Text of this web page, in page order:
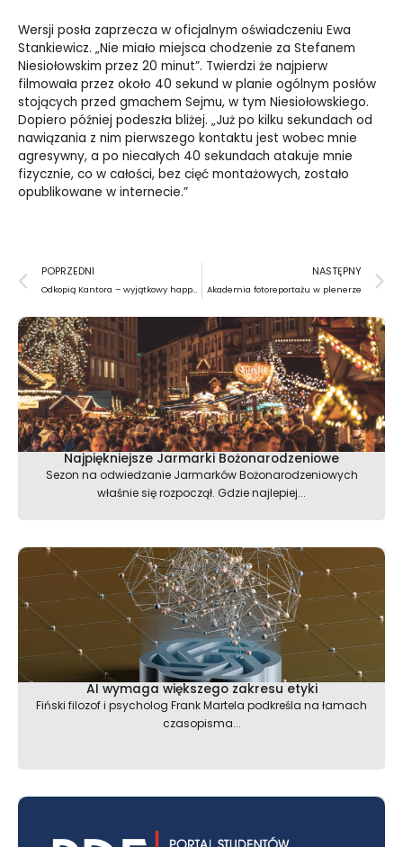
Wersji posła zaprzecza w oficjalnym oświadczeniu Ewa
Stankiewicz. „Nie miało miejsca chodzenie za Stefanem
Niesiołowskim przez 20 minut”. Twierdzi że najpierw
filmowała przez około 40 sekund w planie ogólnym posłów
stojących przed gmachem Sejmu, w tym Niesiołowskiego.
Dopiero później podeszła bliżej. „Już po kilku sekundach od
nawiązania z nim pierwszego kontaktu jest wobec mnie
agresywny, a po niecałych 40 sekundach atakuje mnie
fizycznie, co w całości, bez cięć montażowych, zostało
opublikowane w internecie.”
Prev
POPRZEDNI
Odkopią Kantora – wyjątkowy happening na Foksal
NASTĘPNY
Akademia fotoreportażu w plenerze
Najpiękniejsze Jarmarki Bożonarodzeniowe
Sezon na odwiedzanie Jarmarków Bożonarodzeniowych
właśnie się rozpoczął. Gdzie najlepiej...
AI wymaga większego zakresu etyki
Fiński filozof i psycholog Frank Martela podkreśla na łamach
czasopisma...